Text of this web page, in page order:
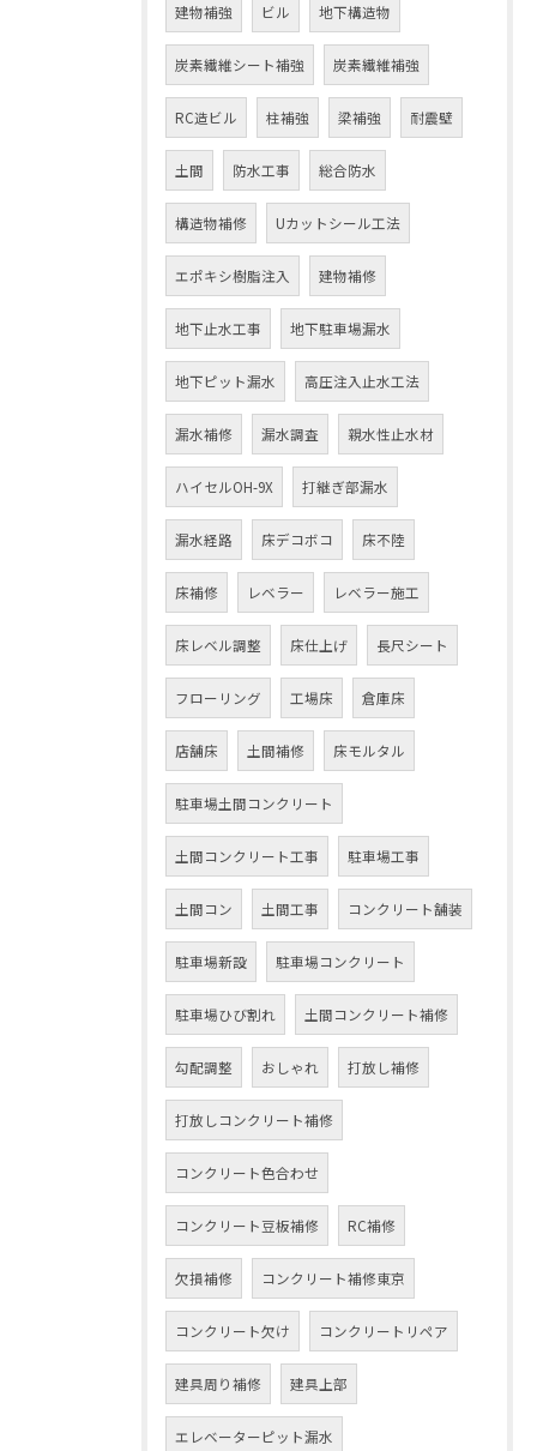
建物補強 ビル 地下構造物
炭素繊維シート補強 炭素繊維補強
RC造ビル 柱補強 梁補強 耐震壁
土間 防水工事 総合防水
構造物補修 Uカットシール工法
エポキシ樹脂注入 建物補修
地下止水工事 地下駐車場漏水
地下ピット漏水 高圧注入止水工法
漏水補修 漏水調査 親水性止水材
ハイセルOH-9X 打継ぎ部漏水
漏水経路 床デコボコ 床不陸
床補修 レベラー レベラー施工
床レベル調整 床仕上げ 長尺シート
フローリング 工場床 倉庫床
店舗床 土間補修 床モルタル
駐車場土間コンクリート
土間コンクリート工事 駐車場工事
土間コン 土間工事 コンクリート舗装
駐車場新設 駐車場コンクリート
駐車場ひび割れ 土間コンクリート補修
勾配調整 おしゃれ 打放し補修
打放しコンクリート補修
コンクリート色合わせ
コンクリート豆板補修 RC補修
欠損補修 コンクリート補修東京
コンクリート欠け コンクリートリペア
建具周り補修 建具上部
エレベーターピット漏水